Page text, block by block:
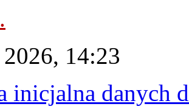
14:23
inicjalna danych